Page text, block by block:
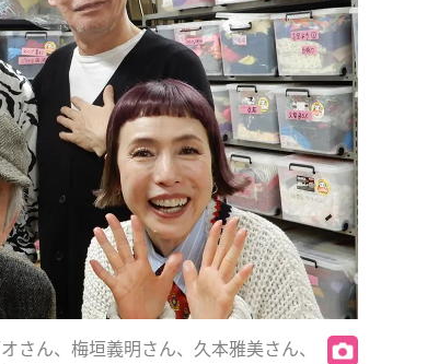
さん、梅垣義明さん、久本雅美さん、